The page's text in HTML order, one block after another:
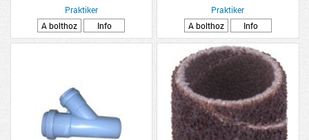
Praktiker
A bolthoz
Info
Praktiker
A bolthoz
Info